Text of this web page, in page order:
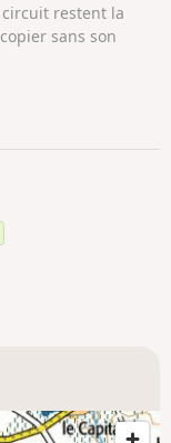
circuit restent la
sans son